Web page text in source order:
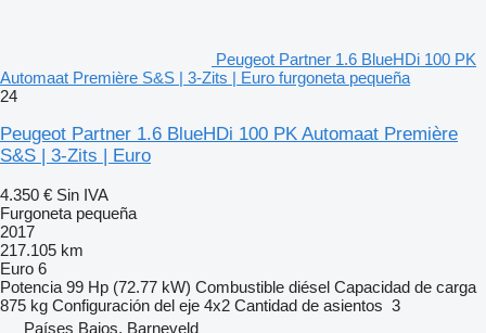
Peugeot Partner 1.6 BlueHDi 100 PK
Automaat Première S&S | 3-Zits | Euro furgoneta pequeña
24
Peugeot Partner 1.6 BlueHDi 100 PK Automaat Première
S&S | 3-Zits | Euro
4.350 € Sin IVA
Furgoneta pequeña
2017
217.105 km
Euro 6
Potencia 99 Hp (72.77 kW) Combustible diésel Capacidad de carga
875 kg Configuración del eje 4x2 Cantidad de asientos 3
Países Bajos, Barneveld